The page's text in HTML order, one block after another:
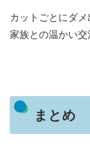
カットごとにダメ
家族との温かい交
まとめ